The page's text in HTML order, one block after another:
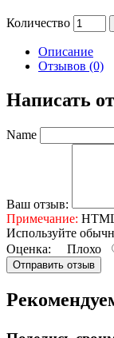
Количество
Описание
Отзывов (0)
Написать
Name
Ваш отзыв:
Примечание:
Используйте
Оценка: Плохо
Отправить отзыв